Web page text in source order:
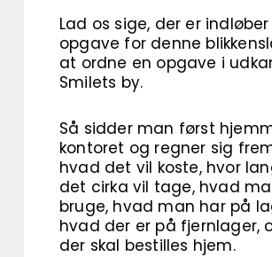
Lad os sige, der er
opgave for denne
at ordne en opgave i
Smilets by.
Så sidder man først
kontoret og regner sig
hvad det vil koste, hvor
det cirka vil tage, hvad
bruge, hvad man har på
hvad der er på fjernlager,
der skal bestilles hjem.